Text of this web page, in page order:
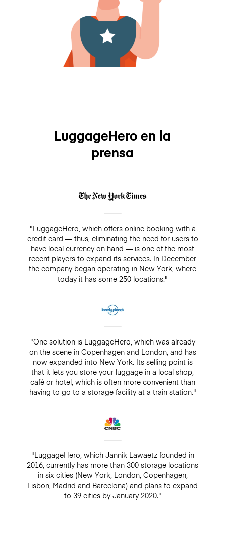
LuggageHero en la
prensa
"LuggageHero, which offers online booking with a
credit card — thus, eliminating the need for users to
have local currency on hand — is one of the most
recent players to expand its services. In December
the company began operating in New York, where
today it has some 250 locations."
"One solution is LuggageHero, which was already
on the scene in Copenhagen and London, and has
now expanded into New York. Its selling point is
that it lets you store your luggage in a local shop,
café or hotel, which is often more convenient than
having to go to a storage facility at a train station."
"LuggageHero, which Jannik Lawaetz founded in
2016, currently has more than 300 storage locations
in six cities (New York, London, Copenhagen,
Lisbon, Madrid and Barcelona) and plans to expand
to 39 cities by January 2020."